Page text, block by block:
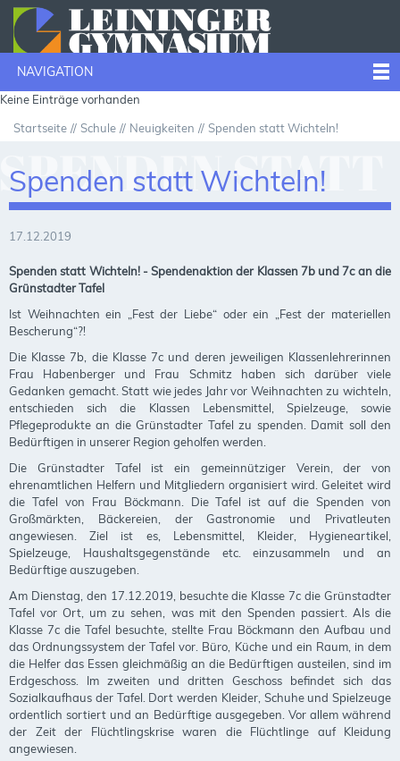
NAVIGATION
Keine Einträge vorhanden
STATT
Startseite Schule Neuigkeiten Spenden statt Wichteln!
Spenden statt Wichteln!
17.12.2019
Spenden statt Wichteln! - Spendenaktion der Klassen 7b und 7c an die
Grünstadter Tafel
Ist Weihnachten ein „Fest der Liebe“ oder ein „Fest der materiellen
Bescherung“?!
Die Klasse 7b, die Klasse 7c und deren jeweiligen Klassenlehrerinnen
Frau Habenberger und Frau Schmitz haben sich darüber viele
Gedanken gemacht. Statt wie jedes Jahr vor Weihnachten zu wichteln,
entschieden sich die Klassen Lebensmittel, Spielzeuge, sowie
Pflegeprodukte an die Grünstadter Tafel zu spenden. Damit soll den
Bedürftigen in unserer Region geholfen werden.
Die Grünstadter Tafel ist ein gemeinnütziger Verein, der von
ehrenamtlichen Helfern und Mitgliedern organisiert wird. Geleitet wird
die Tafel von Frau Böckmann. Die Tafel ist auf die Spenden von
Großmärkten, Bäckereien, der Gastronomie und Privatleuten
angewiesen. Ziel ist es, Lebensmittel, Kleider, Hygieneartikel,
Spielzeuge, Haushaltsgegenstände etc. einzusammeln und an
Bedürftige auszugeben.
Am Dienstag, den 17.12.2019, besuchte die Klasse 7c die Grünstadter
Tafel vor Ort, um zu sehen, was mit den Spenden passiert. Als die
Klasse 7c die Tafel besuchte, stellte Frau Böckmann den Aufbau und
das Ordnungssystem der Tafel vor. Büro, Küche und ein Raum, in dem
die Helfer das Essen gleichmäßig an die Bedürftigen austeilen, sind im
Erdgeschoss. Im zweiten und dritten Geschoss befindet sich das
Sozialkaufhaus der Tafel. Dort werden Kleider, Schuhe und Spielzeuge
ordentlich sortiert und an Bedürftige ausgegeben. Vor allem während
der Zeit der Flüchtlingskrise waren die Flüchtlinge auf Kleidung
angewiesen.